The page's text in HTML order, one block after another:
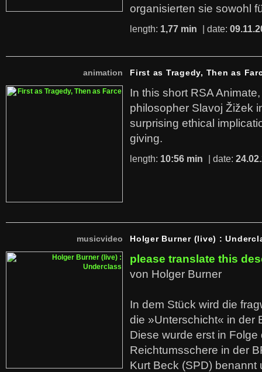
organisierten sie sowohl
length: 1,77 min | date:
animation First as Tragedy, Then as
In this short RSA
philosopher Slavoj Žižek
surprising ethical
giving.
length: 10:56 min | date:
musicvideo Holger Burner (live) :
please translate this
von Holger Burner
In dem Stück wird die
die »Unterschicht« in der
Diese wurde erst in
Reichtumsschere in der
Kurt Beck (SPD)